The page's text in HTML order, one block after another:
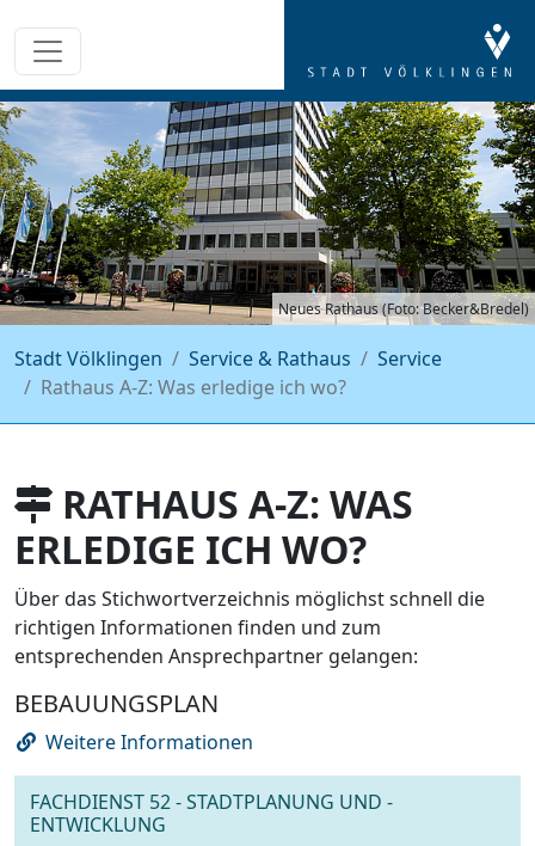
Neues Rathaus (Foto: Becker&Bredel)
Stadt Völklingen Service & Rathaus
Service
Rathaus A-Z: Was erledige ich wo?
RATHAUS A-Z: WAS
ERLEDIGE ICH WO?
Über das Stichwortverzeichnis möglichst schnell die
richtigen Informationen finden und zum
entsprechenden Ansprechpartner gelangen:
BEBAUUNGSPLAN
Weitere Informationen
FACHDIENST 52 - STADTPLANUNG UND -
ENTWICKLUNG